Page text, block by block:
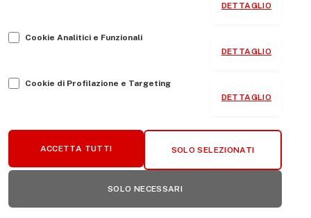
DETTAGLIO
Cookie Analitici e Funzionali
DETTAGLIO
Cookie di Profilazione e Targeting
DETTAGLIO
ACCETTA TUTTI SOLO SELEZIONATI
SOLO NECESSARI